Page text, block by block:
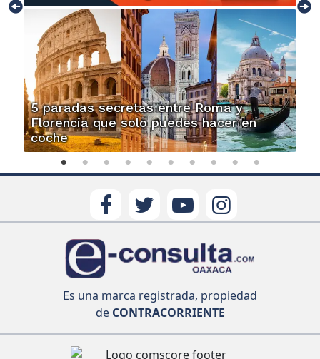
5 paradas secretas entre Roma y
Florencia que solo puedes hacer en
coche
Es una marca registrada, propiedad
deCONTRACORRIENTE